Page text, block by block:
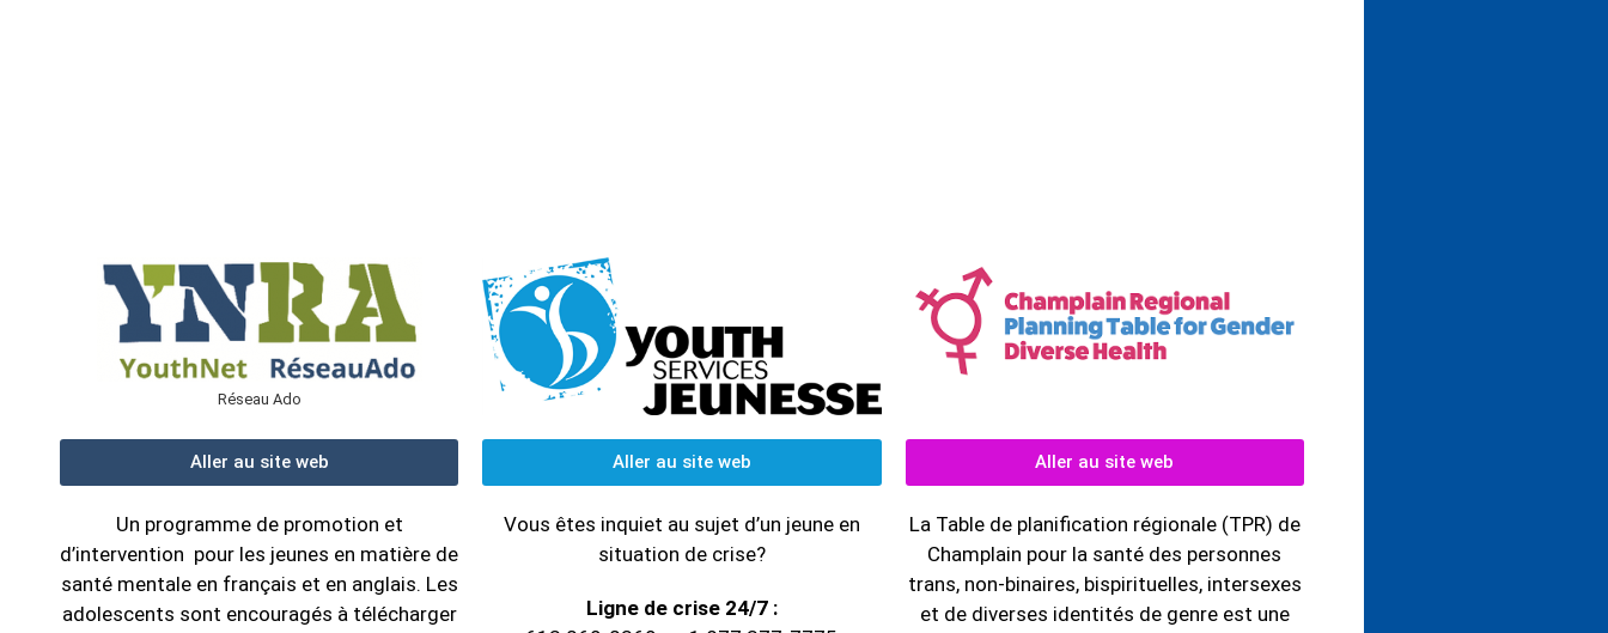
Réseau Ado
Aller au site web
Un programme de promotion et
d’intervention pour les jeunes en matière de
santé mentale en français et en anglais. Les
adolescents sont encouragés à télécharger
Aller au site web
Vous êtes inquiet au sujet d’un jeune en
situation de crise?
Ligne de crise 24/7 :
Aller au site web
La Table de planification régionale (TPR) de
Champlain pour la santé des personnes
trans, non-binaires, bispirituelles, intersexes
et de diverses identités de genre est une